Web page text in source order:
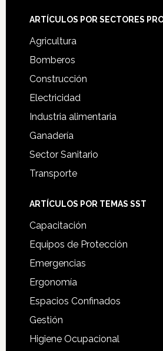
ARTÍCULOS POR SECTORES
Agricultura
Bomberos
Construcción
Electricidad
Industria alimentaria
Ganadería
Sector Sanitario
Transporte
ARTÍCULOS POR TEMAS SST
Capacitación
Equipos de Protección
Emergencias
Ergonomía
Espacios Confinados
Gestión
Higiene Ocupacional